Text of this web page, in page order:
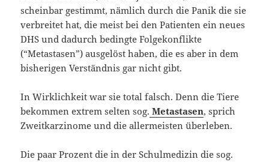
scheinbar gestimmt, nämlich durch die Panik die sie
verbreitet hat, die meist bei den Patienten ein neues
DHS und dadurch bedingte Folgekonflikte
(“Metastasen”) ausgelöst haben, die es aber in dem
bisherigen Verständnis gar nicht gibt.
In Wirklichkeit war sie total falsch. Denn die Tiere
bekommen extrem selten sog. Metastasen, sprich
Zweitkarzinome und die allermeisten überleben.
Die paar Prozent die in der Schulmedizin die sog.